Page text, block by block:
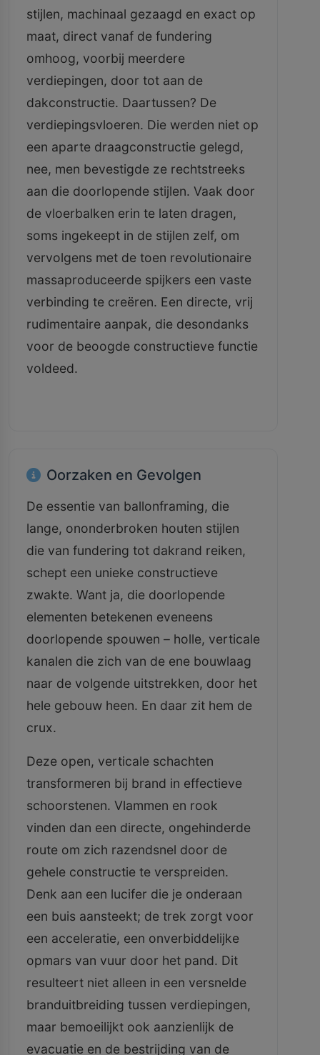
stijlen, machinaal gezaagd en exact op
maat, direct vanaf de fundering
omhoog, voorbij meerdere
verdiepingen, door tot aan de
dakconstructie. Daartussen? De
verdiepingsvloeren. Die werden niet op
een aparte draagconstructie gelegd,
nee, men bevestigde ze rechtstreeks
aan die doorlopende stijlen. Vaak door
de vloerbalken erin te laten dragen,
soms ingekeept in de stijlen zelf, om
vervolgens met de toen revolutionaire
massaproduceerde spijkers een vaste
verbinding te creëren. Een directe, vrij
rudimentaire aanpak, die desondanks
voor de beoogde constructieve functie
voldeed.
Oorzaken en Gevolgen
De essentie van ballonframing, die
lange, ononderbroken houten stijlen
die van fundering tot dakrand reiken,
schept een unieke constructieve
zwakte. Want ja, die doorlopende
elementen betekenen eveneens
doorlopende spouwen – holle, verticale
kanalen die zich van de ene bouwlaag
naar de volgende uitstrekken, door het
hele gebouw heen. En daar zit hem de
crux.
Deze open, verticale schachten
transformeren bij brand in effectieve
schoorstenen. Vlammen en rook
vinden dan een directe, ongehinderde
route om zich razendsnel door de
gehele constructie te verspreiden.
Denk aan een lucifer die je onderaan
een buis aansteekt; de trek zorgt voor
een acceleratie, een onverbiddelijke
opmars van vuur door het pand. Dit
resulteert niet alleen in een versnelde
branduitbreiding tussen verdiepingen,
maar bemoeilijkt ook aanzienlijk de
evacuatie en de bestrijding van de